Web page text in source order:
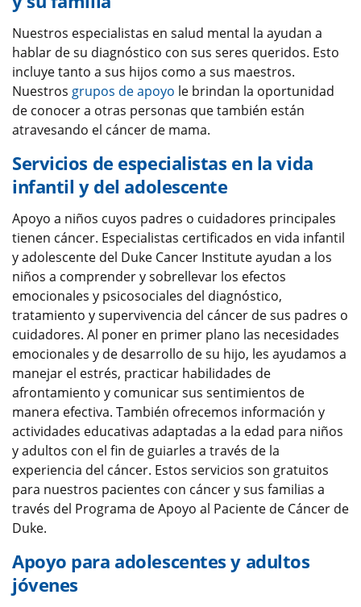
Nuestros especialistas en salud mental la ayudan a
hablar de su diagnóstico con sus seres queridos. Esto
incluye tanto a sus hijos como a sus maestros.
Nuestros grupos de apoyo le brindan la oportunidad
de conocer a otras personas que también están
atravesando el cáncer de mama.
Servicios de especialistas en la vida
infantil y del adolescente
Apoyo a niños cuyos padres o cuidadores principales
tienen cáncer. Especialistas certificados en vida infantil
y adolescente del Duke Cancer Institute ayudan a los
niños a comprender y sobrellevar los efectos
emocionales y psicosociales del diagnóstico,
tratamiento y supervivencia del cáncer de sus padres o
cuidadores. Al poner en primer plano las necesidades
emocionales y de desarrollo de su hijo, les ayudamos a
manejar el estrés, practicar habilidades de
afrontamiento y comunicar sus sentimientos de
manera efectiva. También ofrecemos información y
actividades educativas adaptadas a la edad para niños
y adultos con el fin de guiarles a través de la
experiencia del cáncer. Estos servicios son gratuitos
para nuestros pacientes con cáncer y sus familias a
través del Programa de Apoyo al Paciente de Cáncer de
Duke.
Apoyo para adolescentes y adultos
jóvenes